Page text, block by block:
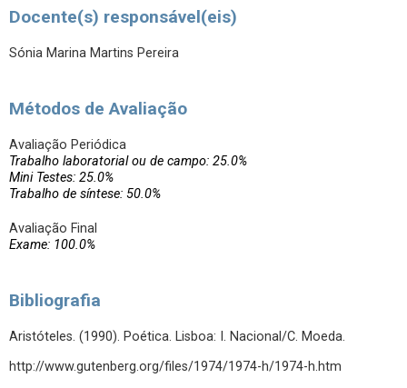
Docente(s) responsável(eis)
Sónia Marina Martins Pereira
Métodos de Avaliação
Avaliação Periódica
Trabalho laboratorial ou de campo: 25.0%
Mini Testes: 25.0%
Trabalho de síntese: 50.0%
Avaliação Final
Exame: 100.0%
Bibliografia
Aristóteles. (1990). Poética. Lisboa: I. Nacional/C. Moeda.
http://www.gutenberg.org/files/1974/1974-h/1974-h.htm